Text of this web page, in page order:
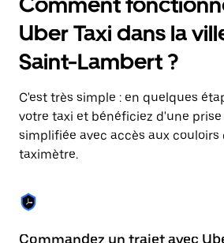
pour
ouvrir
le
calendrier
et
une
date.
Appuyez
sur
la
pour
fermer
Uber Taxi dans la
Saint-Lambert ?
C'est très simple : en quelques
votre taxi et bénéficiez d'une
simplifiée avec accès aux
taximètre.
Commandez un trajet avec